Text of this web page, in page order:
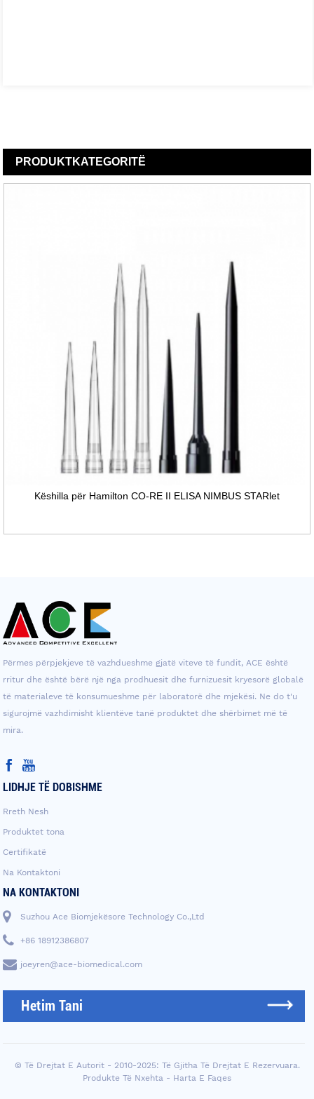
PRODUKTKATEGORITË
Këshilla për Hamilton CO-RE II ELISA NIMBUS STARlet
Përmes përpjekjeve të vazhdueshme gjatë viteve të fundit, ACE është
rritur dhe është bërë një nga prodhuesit dhe furnizuesit kryesorë globalë
të materialeve të konsumueshme për laboratorë dhe mjekësi. Ne do t'u
sigurojmë vazhdimisht klientëve tanë produktet dhe shërbimet më të
mira.
LIDHJE TË DOBISHME
Rreth Nesh
Produktet tona
Certifikatë
Na Kontaktoni
NA KONTAKTONI
Suzhou Ace Biomjekësore Technology Co.,Ltd
+86 18912386807
joeyren@ace-biomedical.com
Hetim Tani
© Të Drejtat E Autorit - 2010-2025: Të Gjitha Të Drejtat E Rezervuara.
Produkte Të Nxehta - Harta E Faqes